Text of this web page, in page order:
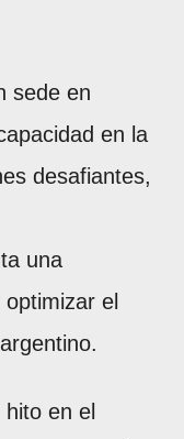
sede en
en la
desafiantes,
una
el
en el